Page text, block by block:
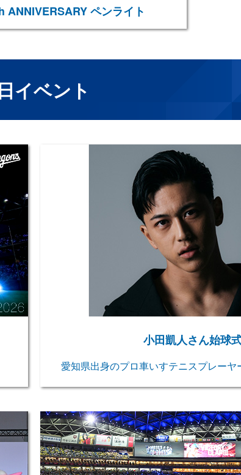
ANNIVERSARY ペンライト
イベント
小田凱人さん始球
愛知県出身のプロ車いすテニスプレーヤ